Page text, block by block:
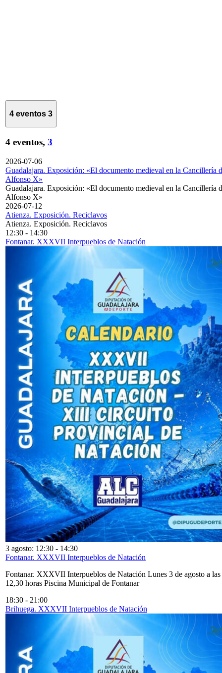
4 eventos 3
4 eventos, 3
2026-07-06
Guadalajara. Exposición: «El documento medieval en la Cancillería
Alfonso X»
Guadalajara. Exposición: «El documento medieval en la Cancillería
Alfonso X»
2026-07-12
Atienza. Exposición. Reciclavos
Atienza. Exposición. Reciclavos
12:30 - 14:30
Fontanar. XXXVII Interpueblos de Natación
3 agosto: 12:30 - 14:30
Fontanar. XXXVII Interpueblos de Natación
Fontanar. XXXVII Interpueblos de Natación Lunes 3 de agosto a las
12,30 horas Piscina Municipal de Fontanar
18:30 - 21:00
Brihuega. XXXVII Interpueblos de Natación